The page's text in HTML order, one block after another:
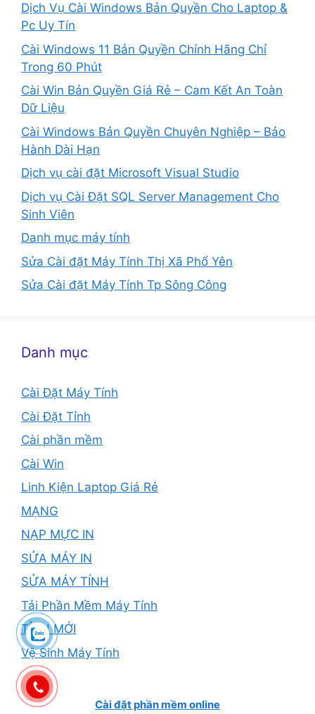
Dịch Vụ Cài Windows Bản Quyền Cho Laptop &
Pc Uy Tín
Cài Windows 11 Bản Quyền Chính Hãng Chỉ
Trong 60 Phút
Cài Win Bản Quyền Giá Rẻ – Cam Kết An Toàn
Dữ Liệu
Cài Windows Bản Quyền Chuyên Nghiệp – Bảo
Hành Dài Hạn
Dịch vụ cài đặt Microsoft Visual Studio
Dịch vụ Cài Đặt SQL Server Management Cho
Sinh Viên
Danh mục máy tính
Sửa Cài đặt Máy Tính Thị Xã Phổ Yên
Sửa Cài đặt Máy Tính Tp Sông Công
Danh mục
Cài Đặt Máy Tính
Cài Đặt Tỉnh
Cài phần mềm
Cài Win
Linh Kiện Laptop Giá Rẻ
MẠNG
NẠP MỰC IN
SỬA MÁY IN
SỬA MÁY TÍNH
Tải Phần Mềm Máy Tính
TỈNH MỚI
Vệ Sinh Máy Tính
Cài đặt phần mềm online